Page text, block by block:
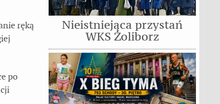
ręką
po
Nieistniejąca przystań
WKS Żoliborz